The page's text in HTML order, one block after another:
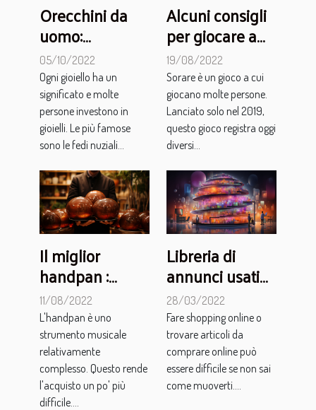
Orecchini da
uomo:
scopriamo il
marchio Stag
05/10/2022
Ogni gioiello ha un
significato e molte
persone investono in
gioielli. Le più famose
sono le fedi nuziali...
Alcuni consigli
per giocare a
Sorare in modo
efficace
19/08/2022
Sorare è un gioco a cui
giocano molte persone.
Lanciato solo nel 2019,
questo gioco registra oggi
diversi...
Il miglior
handpan :
come
confrontarlo
correttamente
sul mercato
11/08/2022
L'handpan è uno
strumento musicale
relativamente
complesso. Questo rende
l'acquisto un po' più
difficile....
Libreria di
annunci usati
eRowz: cosa
devi sapere?
28/03/2022
Fare shopping online o
trovare articoli da
comprare online può
essere difficile se non sai
come muoverti....